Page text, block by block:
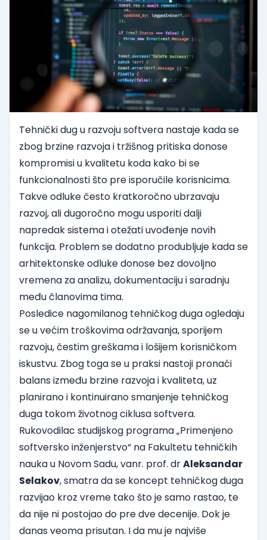
Tehnički dug u razvoju softvera nastaje kada se
zbog brzine razvoja i tržišnog pritiska donose
kompromisi u kvalitetu koda kako bi se
funkcionalnosti što pre isporučile korisnicima.
Takve odluke često kratkoročno ubrzavaju
razvoj, ali dugoročno mogu usporiti dalji
napredak sistema i otežati uvođenje novih
funkcija. Problem se dodatno produbljuje kada se
arhitektonske odluke donose bez dovoljno
vremena za analizu, dokumentaciju i saradnju
među članovima tima.
Posledice nagomilanog tehničkog duga ogledaju
se u većim troškovima održavanja, sporijem
razvoju, čestim greškama i lošijem korisničkom
iskustvu. Zbog toga se u praksi nastoji pronaći
balans između brzine razvoja i kvaliteta, uz
planirano i kontinuirano smanjenje tehničkog
duga tokom životnog ciklusa softvera.
Rukovodilac studijskog programa „Primenjeno
softversko inženjerstvo“ na Fakultetu tehničkih
nauka u Novom Sadu, vanr. prof. drAleksandar
Selakov, smatra da se koncept tehničkog duga
razvijao kroz vreme tako što je samo rastao, te
da nije ni postojao do pre dve decenije. Dok je
danas veoma prisutan. I da mu je najviše